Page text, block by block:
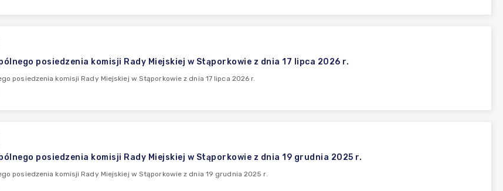
posiedzenia komisji Rady Miejskiej w Stąporkowie z dnia 17 lipca 2026 r.
posiedzenia komisji Rady Miejskiej w Stąporkowie z dnia 17 lipca 2026 r.
posiedzenia komisji Rady Miejskiej w Stąporkowie z dnia 19 grudnia 2025 r.
posiedzenia komisji Rady Miejskiej w Stąporkowie z dnia 19 grudnia 2025 r.